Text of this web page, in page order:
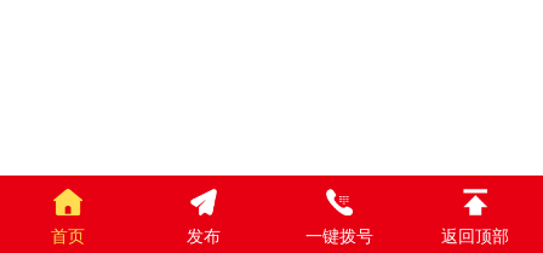
首页 发布 一键拨号 返回顶部